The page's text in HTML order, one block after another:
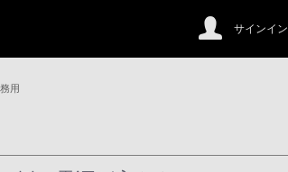
サインイン
用